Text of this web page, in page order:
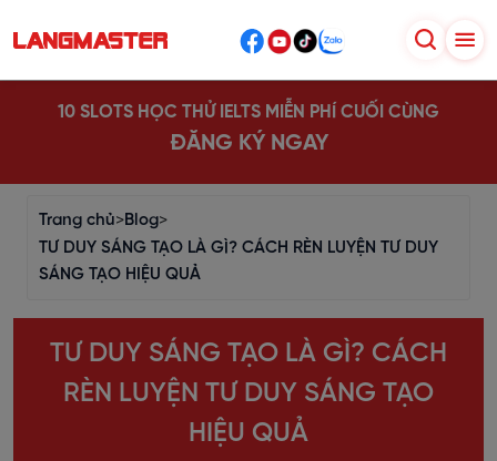
10 SLOTS HỌC THỬ IELTS MIỄN PHÍ CUỐI CÙNG
ĐĂNG KÝ NGAY
Trang chủ>Blog>
TƯ DUY SÁNG TẠO LÀ GÌ? CÁCH RÈN LUYỆN TƯ DUY
SÁNG TẠO HIỆU QUẢ
TƯ DUY SÁNG TẠO LÀ GÌ? CÁCH
RÈN LUYỆN TƯ DUY SÁNG TẠO
HIỆU QUẢ